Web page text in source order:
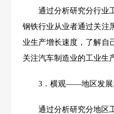
通过分析研究分行业
钢铁行业从业者通过关注
业生产增长速度，了解自
关注汽车制造业的工业生
3． 横观——地区发展
通过分析研究分地区